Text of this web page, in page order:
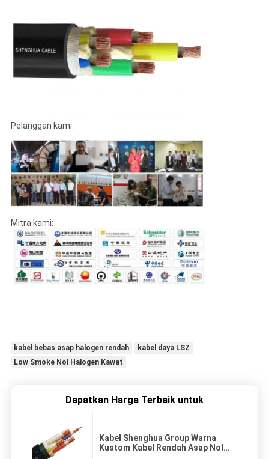
Pelanggan kami:
Mitra kami:
kabel bebas asap halogen rendah
kabel daya LSZ
Low Smoke Nol Halogen Kawat
Dapatkan Harga Terbaik untuk
Kabel Shenghua Group Warna
Kustom Kabel Rendah Asap Nol